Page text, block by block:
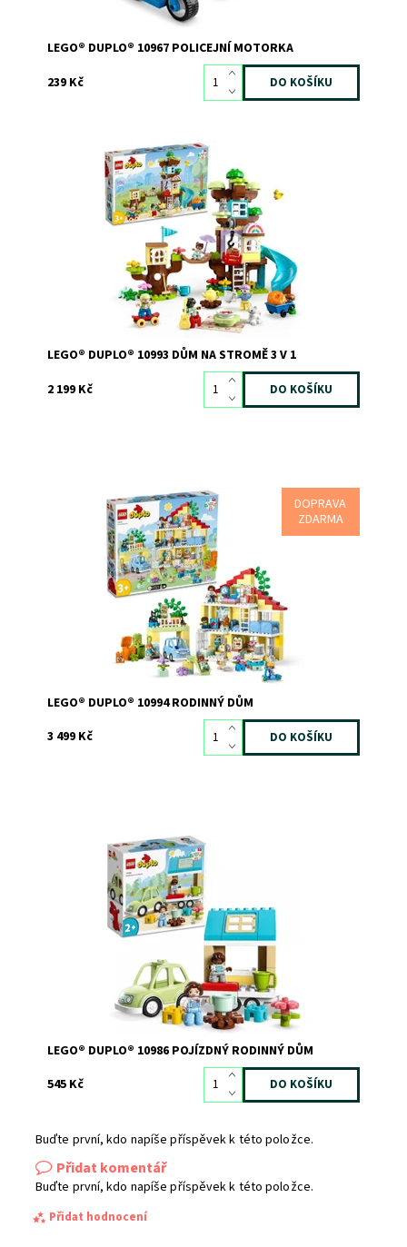
LEGO® DUPLO® 10967 POLICEJNÍ MOTORKA
239 Kč
Venkovní dobrodružství s přestavitelným domem na
Dostupnost:
Skladem2
10928
LEGO
LEGO® DUPLO® 10993 DŮM NA STROMĚ 3 V 1
2 199 Kč
DOPRAVA
ZDARMA
Úžasný rodinný dům LEGO® DUPLO®
Dostupnost:
Skladem1
12051
LEGO
LEGO® DUPLO® 10994 RODINNÝ DŮM
3 499 Kč
Pojízdný dům s modelem auta děti inspiruje k
dobrodružnému hraní
Dostupnost:
Skladem2
10518
LEGO
LEGO® DUPLO® 10986 POJÍZDNÝ RODINNÝ DŮM
545 Kč
Buďte první, kdo napíše příspěvek k této položce.
Přidat komentář
Buďte první, kdo napíše příspěvek k této položce.
Přidat hodnocení